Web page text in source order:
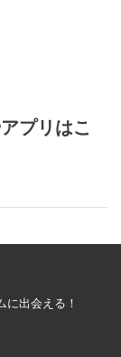
プリはこ
に出会える！